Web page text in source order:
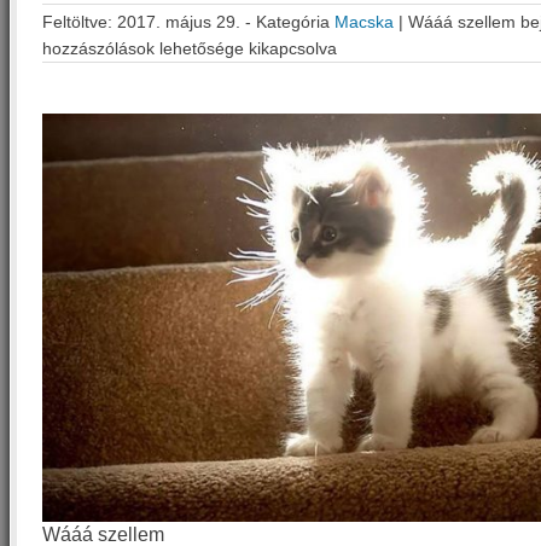
Feltöltve: 2017. május 29. - Kategória Macska | Wááá szellem
hozzászólások lehetősége kikapcsolva
Wááá szellem